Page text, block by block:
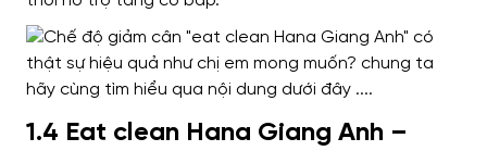
1.4 Eat clean Hana Giang Anh –